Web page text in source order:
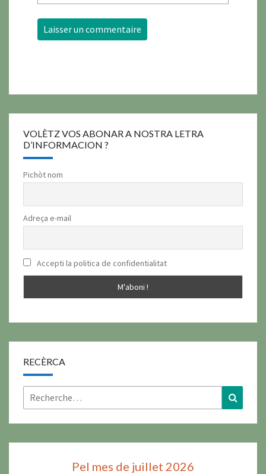
VOLÈTZ VOS ABONAR A NOSTRA LETRA
D’INFORMACION ?
Pichòt nom
Adreça e-mail
Accepti la politica de confidentialitat
RECÈRCA
Rechercher :
Pel mes de juillet 2026